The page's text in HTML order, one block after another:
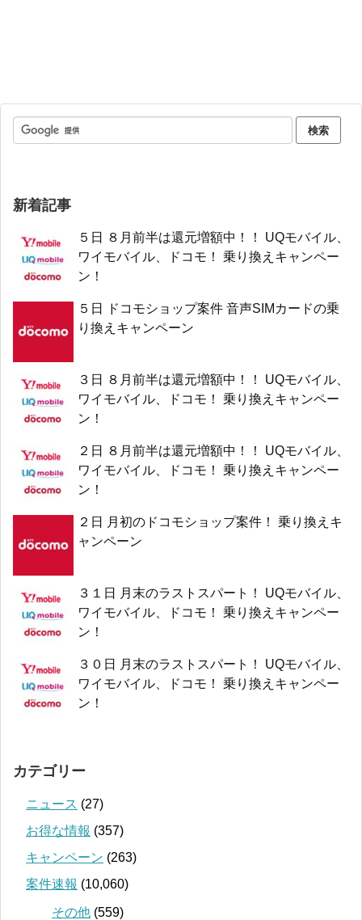
新着記事
５日 ８月前半は還元増額中！！ UQモバイル、
ワイモバイル、ドコモ！ 乗り換えキャンペー
ン！
５日 ドコモショップ案件 音声SIMカードの乗
り換えキャンペーン
３日 ８月前半は還元増額中！！ UQモバイル、
ワイモバイル、ドコモ！ 乗り換えキャンペー
ン！
２日 ８月前半は還元増額中！！ UQモバイル、
ワイモバイル、ドコモ！ 乗り換えキャンペー
ン！
２日 月初のドコモショップ案件！ 乗り換えキ
ャンペーン
３１日 月末のラストスパート！ UQモバイル、
ワイモバイル、ドコモ！ 乗り換えキャンペー
ン！
３０日 月末のラストスパート！ UQモバイル、
ワイモバイル、ドコモ！ 乗り換えキャンペー
ン！
カテゴリー
ニュース (27)
お得な情報 (357)
キャンペーン (263)
案件速報 (10,060)
その他 (559)